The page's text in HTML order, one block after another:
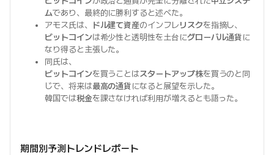
ムであり、最終的に勝利すると述べた。
アモス氏は、
ドル建て資産のインフレリスクを指摘し、
ビットコインは希少性と透明性を土台にグローバル通貨に
なり得ると主張した。
同氏は、
ビットコインを買うことはスタートアップ株を買うのと同
じで、将来は最高の通貨になると展望を示した。
韓国では税金を課さなければ利用が増えるとも語った。
期間別予測トレンドレポート